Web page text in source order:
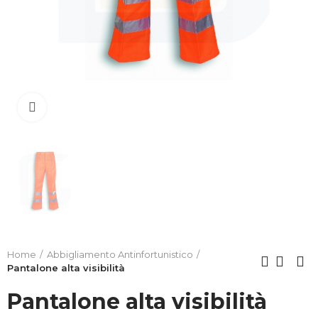
Home
Abbigliamento Antinfortunistico
Pantalone alta visibilità
Pantalone alta visibilità